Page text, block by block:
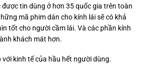
tin dùng ở hơn 35 quốc gia trên toàn
mã phim dán cho kính lái sẽ có khả
tốt cho người cầm lái. Và các phần kính
khách mát hơn.
kinh tế của hầu hết người dùng.